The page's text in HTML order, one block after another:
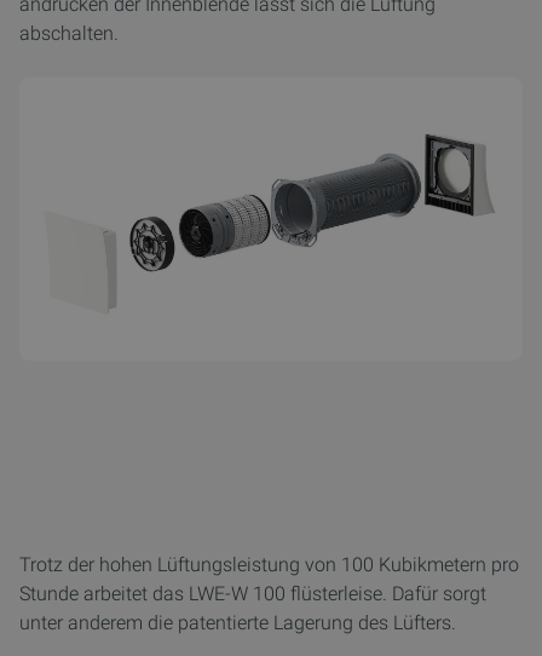
andrücken der Innenblende lässt sich die Lüftung
abschalten.
Trotz der hohen Lüftungsleistung von 100 Kubikmetern pro
Stunde arbeitet das LWE-W 100 flüsterleise. Dafür sorgt
unter anderem die patentierte Lagerung des Lüfters.